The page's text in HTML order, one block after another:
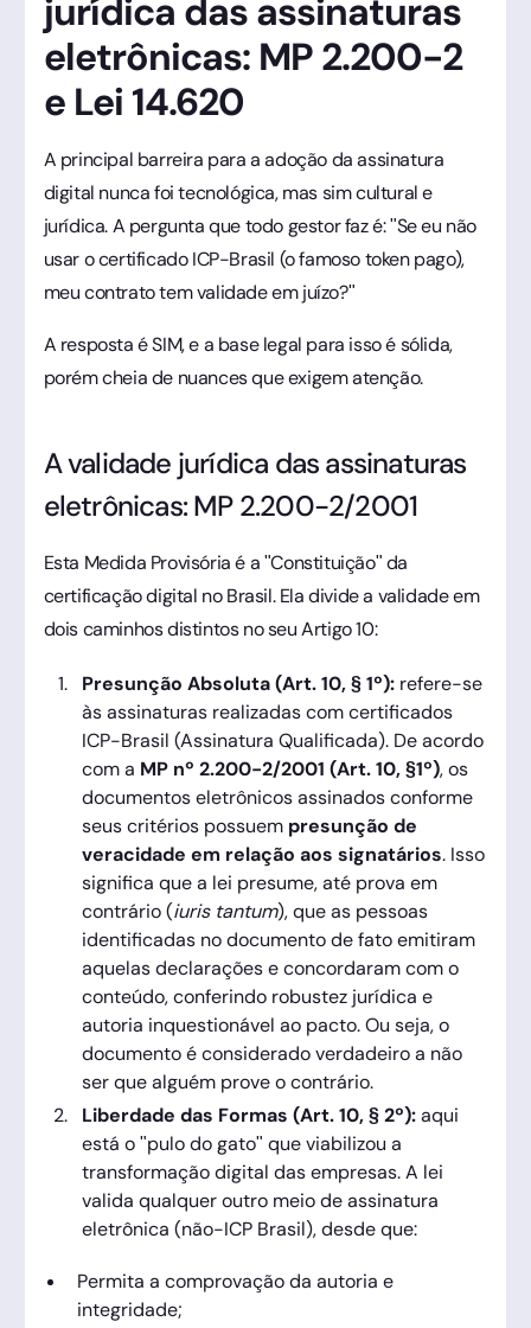
jurídica das assinaturas
eletrônicas: MP 2.200-2
e Lei 14.620
A principal barreira para a adoção da assinatura
digital nunca foi tecnológica, mas sim cultural e
jurídica. A pergunta que todo gestor faz é: "Se eu não
usar o certificado ICP-Brasil (o famoso token pago),
meu contrato tem validade em juízo?"
A resposta é SIM, e a base legal para isso é sólida,
porém cheia de nuances que exigem atenção.
A validade jurídica das assinaturas
eletrônicas: MP 2.200-2/2001
Esta Medida Provisória é a "Constituição" da
certificação digital no Brasil. Ela divide a validade em
dois caminhos distintos no seu Artigo 10:
Presunção Absoluta (Art. 10, § 1º):refere-se
às assinaturas realizadas com certificados
ICP-Brasil (Assinatura Qualificada). De acordo
com a MP nº 2.200-2/2001 (Art. 10, §1º), os
documentos eletrônicos assinados conforme
seus critérios possuem presunção de
veracidade em relação aos signatários. Isso
significa que a lei presume, até prova em
contrário (iuris tantum), que as pessoas
identificadas no documento de fato emitiram
aquelas declarações e concordaram com o
conteúdo, conferindo robustez jurídica e
autoria inquestionável ao pacto. Ou seja, o
documento é considerado verdadeiro a não
ser que alguém prove o contrário.
Liberdade das Formas (Art. 10, § 2º):aqui
está o "pulo do gato" que viabilizou a
transformação digital das empresas. A lei
valida qualquer outro meio de assinatura
eletrônica (não-ICP Brasil), desde que:
Permita a comprovação da autoria e
integridade;